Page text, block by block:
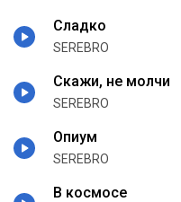
Сладко
SEREBRO
Скажи, не молчи
SEREBRO
Опиум
SEREBRO
В космосе